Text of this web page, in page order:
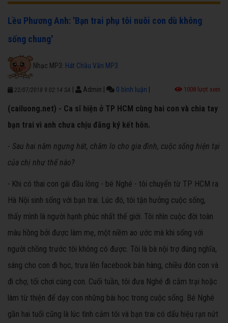
Lều Phương Anh: 'Bạn trai phụ tôi nuôi con dù không
sống chung'
Nhạc MP3: Hát Chầu Văn MP3
22/07/2018 9:02:14 SA Admin 0 bình luận 1008 lượt xem
(cailuong.net) - Ca sĩ hiện ở TP HCM cùng hai con và chia tay
bạn trai vì anh chưa chịu đăng ký kết hôn.
- Sau hai năm ngưng hát, chăm lo cho gia đình, cuộc sống hiện tại
của chị như thế nào?
- Khi có thai con gái đầu lòng - bé Nghé - tôi chuyển từ TP HCM ra
Hà Nội sinh sống với bạn trai. Lúc đó, tôi tận hưởng cuộc sống,
thấy mình là người hạnh phúc nhất thế giới. Tôi nhìn cuộc đời toàn
màu hồng bởi được làm mẹ, một niềm ao ước mà khi sống với
người chồng trước tôi không có được. Tôi là bà nội trợ đúng nghĩa,
sáng cho con đi học, trưa lên facebook bán hàng, chiều đón con và
đi chợ, tối chơi cùng con. Cuối tuần, tôi đưa Nghé đi cắm trại hoặc
làm từ thiện để dạy con những bài học trong cuộc sống. Bé Nghé
gần hai tuổi cũng là lúc tình cảm tôi và bạn trai có dấu hiệu rạn nứt